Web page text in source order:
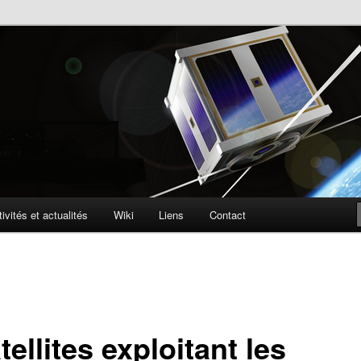
et actualités Wiki Liens Contact
exploitant les